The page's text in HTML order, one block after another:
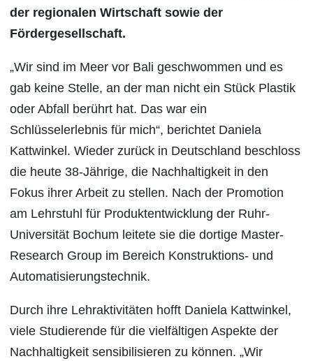
der regionalen Wirtschaft sowie der
Fördergesellschaft.
„Wir sind im Meer vor Bali geschwommen und es
gab keine Stelle, an der man nicht ein Stück Plastik
oder Abfall berührt hat. Das war ein
Schlüsselerlebnis für mich“, berichtet Daniela
Kattwinkel. Wieder zurück in Deutschland beschloss
die heute 38-Jährige, die Nachhaltigkeit in den
Fokus ihrer Arbeit zu stellen. Nach der Promotion
am Lehrstuhl für Produktentwicklung der Ruhr-
Universität Bochum leitete sie die dortige Master-
Research Group im Bereich Konstruktions- und
Automatisierungstechnik.
Durch ihre Lehraktivitäten hofft Daniela Kattwinkel,
viele Studierende für die vielfältigen Aspekte der
Nachhaltigkeit sensibilisieren zu können. „Wir